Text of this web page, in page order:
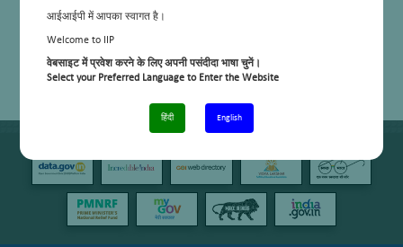
आईआईपी में आपका स्वागत है।
Welcome to IIP
वेबसाइट में प्रवेश करने के लिए अपनी पसंदीदा भाषा चुनें।
Select your Preferred Language to Enter the Website
हिंदी English